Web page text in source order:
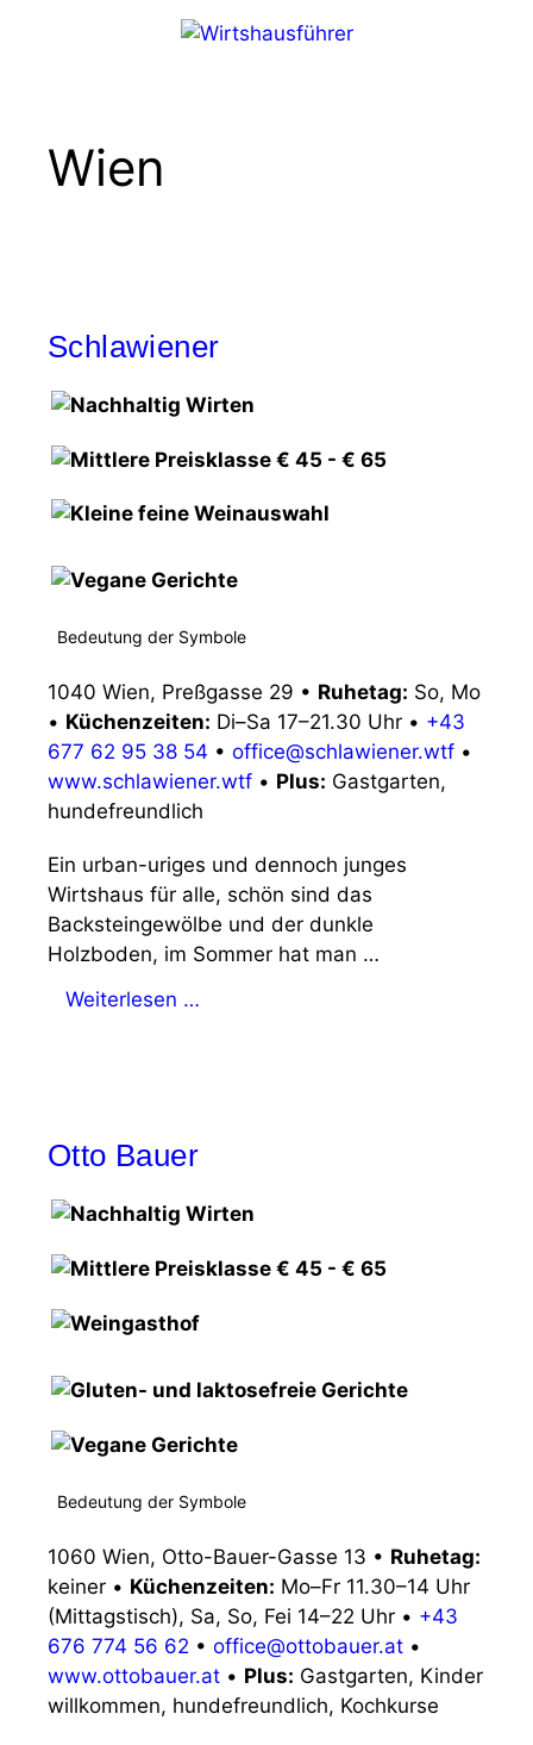
Wien
Schlawiener
Bedeutung der Symbole
1040 Wien, Preßgasse 29 • Ruhetag: So, Mo
• Küchenzeiten: Di–Sa 17–21.30 Uhr • +43
677 62 95 38 54 • office@schlawiener.wtf •
www.schlawiener.wtf • Plus: Gastgarten,
hundefreundlich
Ein urban-uriges und dennoch junges
Wirtshaus für alle, schön sind das
Backsteingewölbe und der dunkle
Holzboden, im Sommer hat man …
Weiterlesen …
Otto Bauer
Bedeutung der Symbole
1060 Wien, Otto-Bauer-Gasse 13 • Ruhetag:
keiner • Küchenzeiten: Mo–Fr 11.30–14 Uhr
(Mittagstisch), Sa, So, Fei 14–22 Uhr • +43
676 774 56 62 • office@ottobauer.at •
www.ottobauer.at • Plus: Gastgarten, Kinder
willkommen, hundefreundlich, Kochkurse